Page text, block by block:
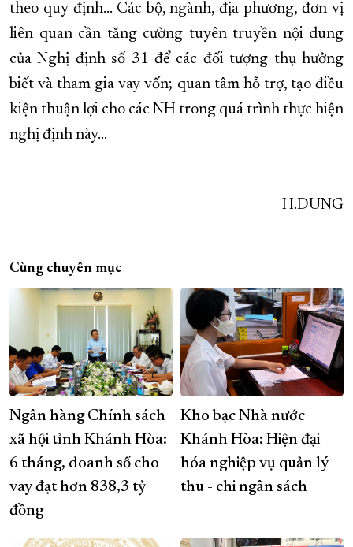
theo quy định... Các bộ, ngành, địa phương, đơn vị
liên quan cần tăng cường tuyên truyền nội dung
của Nghị định số 31 để các đối tượng thụ hưởng
biết và tham gia vay vốn; quan tâm hỗ trợ, tạo điều
kiện thuận lợi cho các NH trong quá trình thực hiện
nghị định này…
H.DUNG
Cùng chuyên mục
Ngân hàng Chính sách
xã hội tỉnh Khánh Hòa:
6 tháng, doanh số cho
vay đạt hơn 838,3 tỷ
đồng
Kho bạc Nhà nước
Khánh Hòa: Hiện đại
hóa nghiệp vụ quản lý
thu - chi ngân sách